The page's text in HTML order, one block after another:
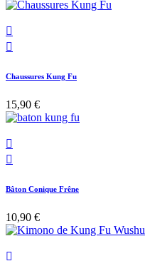


Chaussures Kung Fu
15,90 €


Bâton Conique Frêne
10,90 €
